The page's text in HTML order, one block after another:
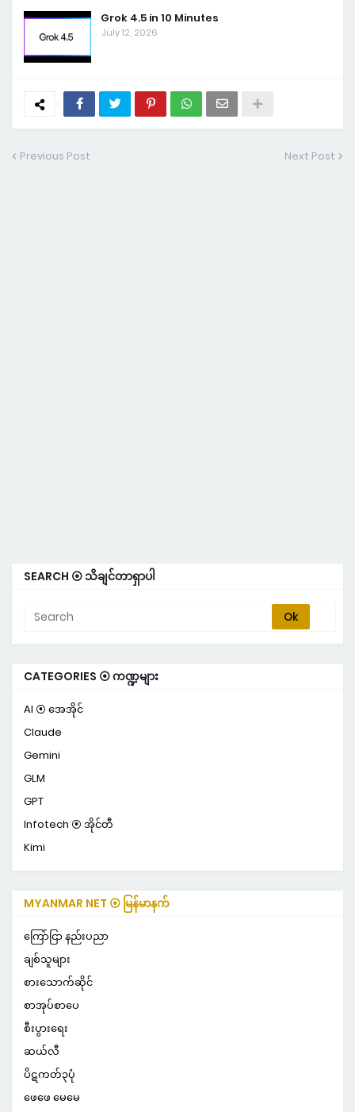
Grok 4.5 in 10 Minutes
July 12, 2026
Previous Post Next Post
SEARCH ⦿ သိချင်တာရှာပါ
CATEGORIES ⦿ ကဏ္ဍများ
AI ⦿ အေအိုင်
Claude
Gemini
GLM
GPT
Infotech ⦿ အိုင်တီ
Kimi
MYANMAR NET ⦿ မြန်မာနက်
ကြော်ငြာ နည်းပညာ
ချစ်သူများ
စားသောက်ဆိုင်
စာအုပ်စာပေ
စီးပွားရေး
ဆယ်လီ
ပိဋကတ်၃ပုံ
ဖေဖေ မေမေ